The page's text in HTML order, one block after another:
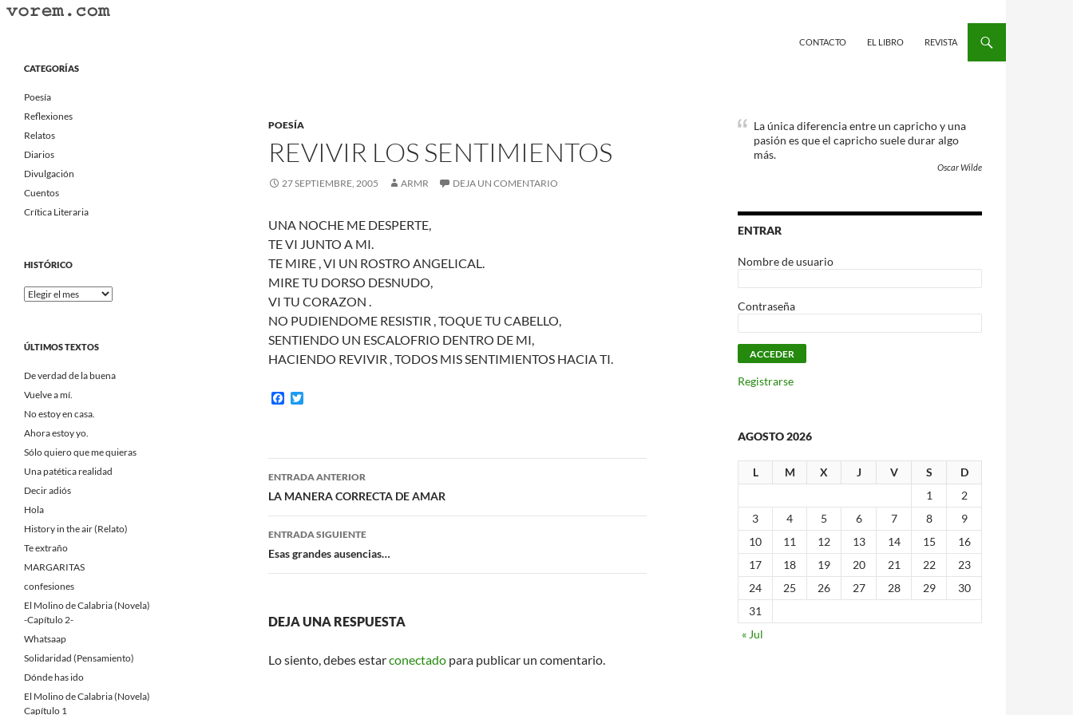
Saltar
CONTACTO EL LIBRO REVISTA
POESÍA
REVIVIR LOS SENTIMIENTOS
27 SEPTIEMBRE, 2005 ARMR DEJA UN COMENTARIO
UNA NOCHE ME DESPERTE,
TE VI JUNTO A MI.
TE MIRE , VI UN ROSTRO ANGELICAL.
MIRE TU DORSO DESNUDO,
VI TU CORAZON .
NO PUDIENDOME RESISTIR , TOQUE TU CABELLO,
SENTIENDO UN ESCALOFRIO DENTRO DE MI,
HACIENDO REVIVIR , TODOS MIS SENTIMIENTOS HACIA TI.
F
o
o
e
r
Navegación
de
entradas
ENTRADA ANTERIOR
LA MANERA CORRECTA DE AMAR
ENTRADA SIGUIENTE
Esas grandes ausencias…
DEJA UNA RESPUESTA
Lo siento, debes estarconectado para publicar un comentario.
La única diferencia entre un capricho y una
pasión es que el capricho suele durar algo
más.
Oscar Wilde
ENTRAR
Nombre de usuario
Contraseña
Registrarse
AGOSTO 2026
L M X J V S
D
1
2
3
4 5 6 7 8
9
10
11 12 13 14 15
16
17
18 19 20 21 22
23
24
25 26 27 28 29
30
31
« Jul
Portal Literario Independiente
CATEGORÍAS
Poesía
Reflexiones
Relatos
Diarios
Divulgación
Cuentos
Crítica Literaria
HISTÓRICO
Histórico
ÚLTIMOS TEXTOS
De verdad de la buena
Vuelve a mí.
No estoy en casa.
Ahora estoy yo.
Sólo quiero que me quieras
Una patética realidad
Decir adiós
Hola
History in the air (Relato)
Te extraño
MARGARITAS
confesiones
El Molino de Calabria (Novela)
-Capítulo 2-
Whatsaap
Solidaridad (Pensamiento)
Dónde has ido
El Molino de Calabria (Novela)
Capítulo 1